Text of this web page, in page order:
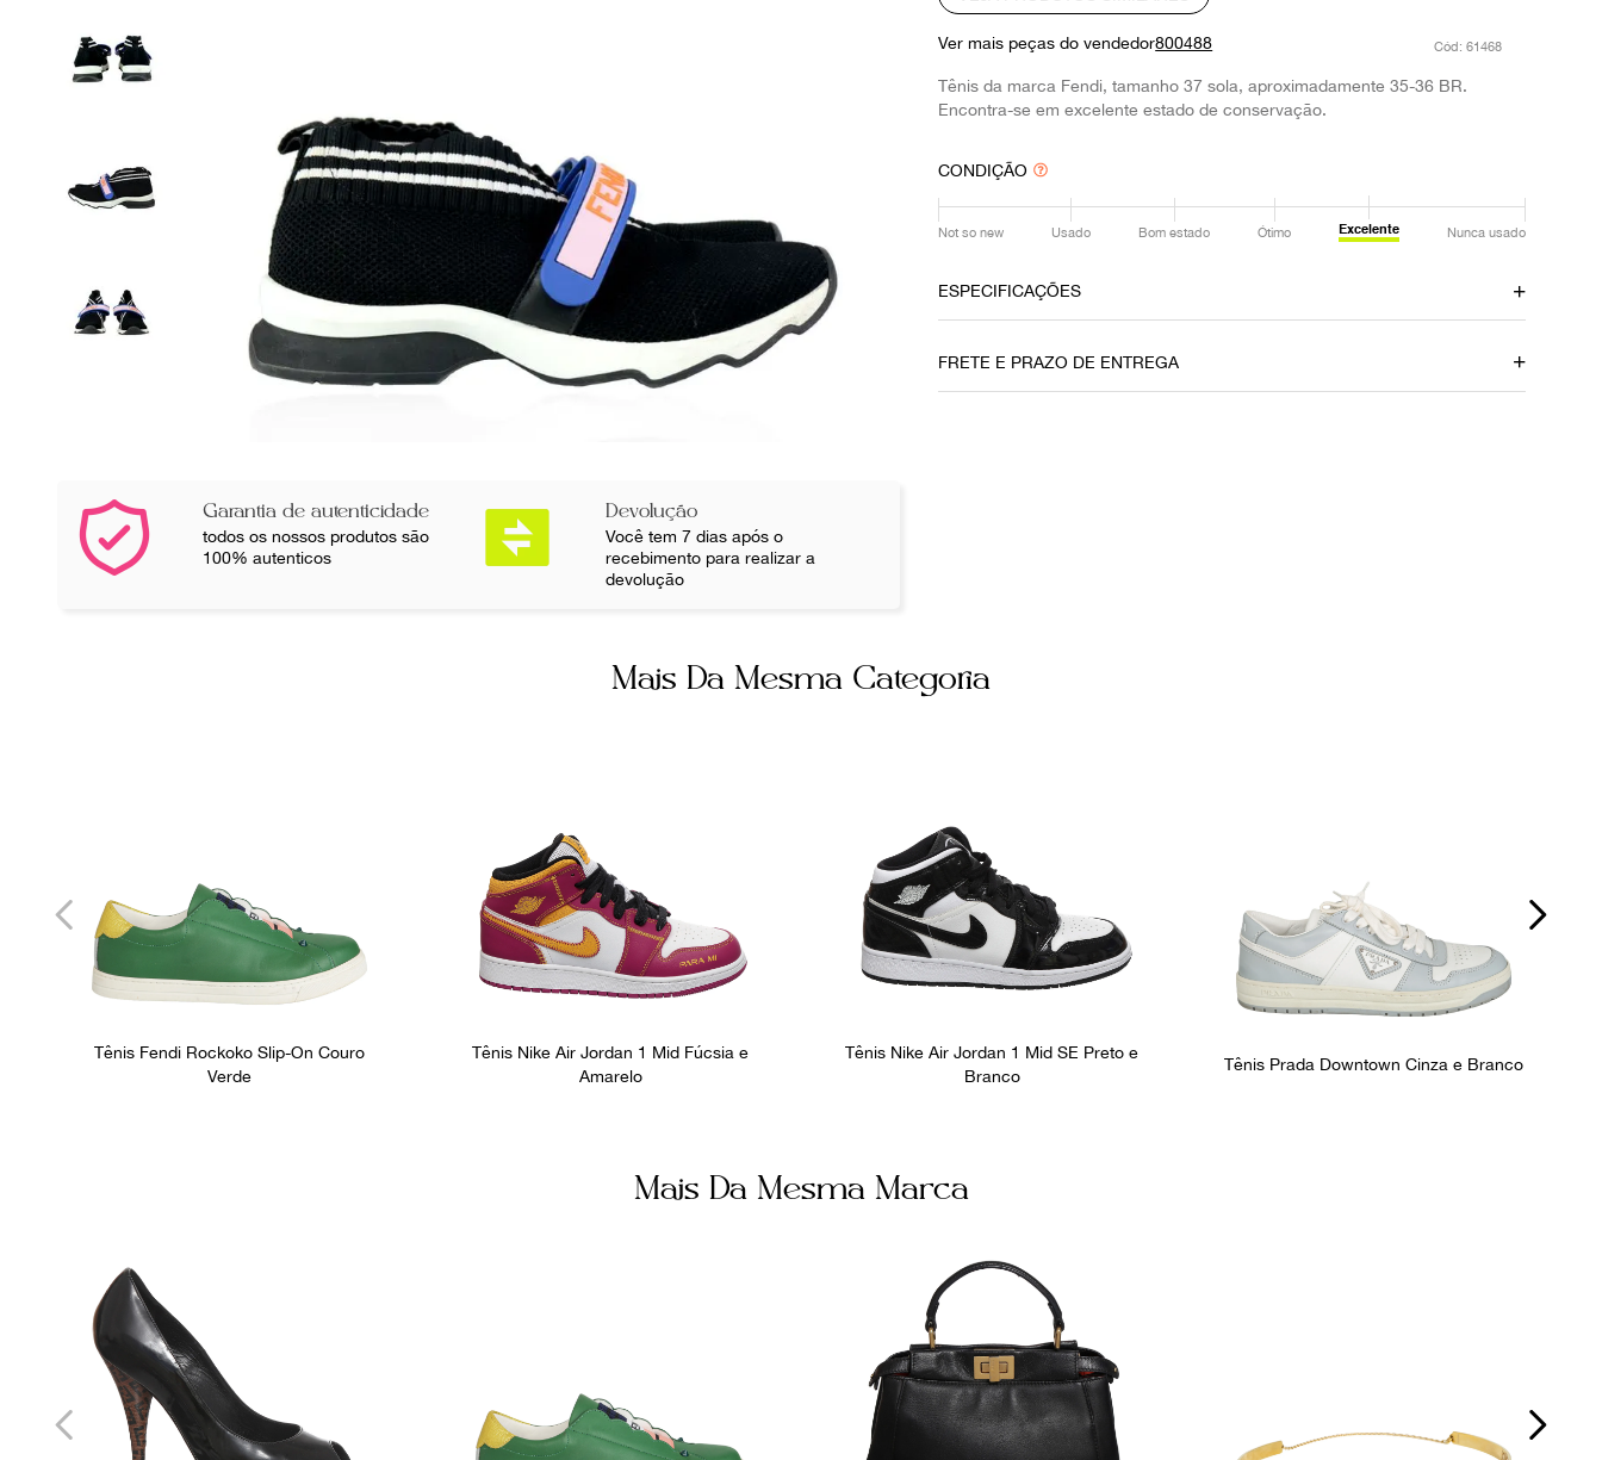
Garantia de autenticidade
todos os nossos produtos são
100% autenticos
Devolução
Você tem 7 dias após o
recebimento para realizar a
devolução
Ver mais peças do vendedor800488 : 61468
Tênis da marca Fendi, tamanho 37 sola, aproximadamente 35-36 BR.
Encontra-se em excelente estado de conservação.
CONDIÇÃO
Not so new Usado Bom estado Ótimo Excelente Nunca usado
ESPECIFICAÇÕES
28112019
FRETE E PRAZO DE ENTREGA
Mais Da Mesma Categoria
Tênis Fendi Rockoko Slip-On Couro
Verde
Tênis Nike Air Jordan 1 Mid Fúcsia e
Amarelo
Tênis Nike Air Jordan 1 Mid SE Preto e
Branco
Tênis Prada Downtown Cinza e Branco
Mais Da Mesma Marca